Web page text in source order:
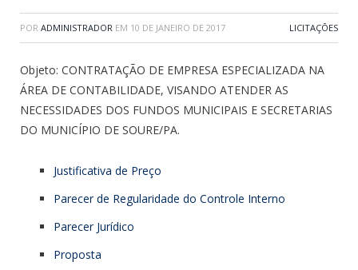
POR ADMINISTRADOR EM 10 DE JANEIRO DE 2017 LICITAÇÕES
Objeto: CONTRATAÇÃO DE EMPRESA ESPECIALIZADA NA
ÁREA DE CONTABILIDADE, VISANDO ATENDER AS
NECESSIDADES DOS FUNDOS MUNICIPAIS E SECRETARIAS
DO MUNICÍPIO DE SOURE/PA.
Justificativa de Preço
Parecer de Regularidade do Controle Interno
Parecer Jurídico
Proposta